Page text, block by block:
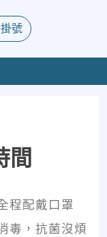
號
間
程配戴口罩
毒，抗菌沒煩